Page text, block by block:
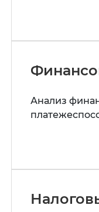
Анализ